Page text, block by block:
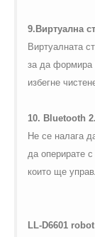
9.Виртуална
Виртуалната
за да формира
избегне
10. Bluetooth
Не се налага
да оперирате
които ще
LL-D6601